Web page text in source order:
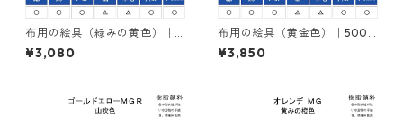
布用の絵具（緑みの黄色）｜5
00g｜ネオカラーゴールドエ
ローＭＧ｜樹脂顔料(ピグメン
¥3,080
布用の絵具（黄金色）｜500g
｜ネオカラーゴールドエロー
ＭＦＲ｜樹脂顔料(ピグメント
¥3,850